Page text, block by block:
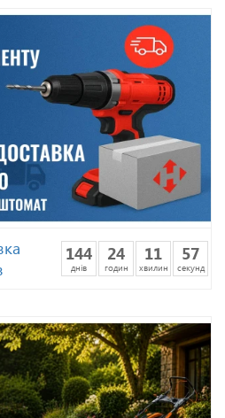
144
днів
24
годин
11
хвилин
54
секунд